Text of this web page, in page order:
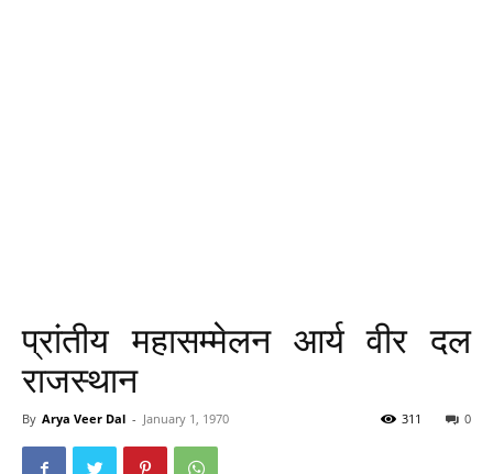
प्रांतीय महासम्मेलन आर्य वीर दल
राजस्थान
By Arya Veer Dal - January 1, 1970 0
311